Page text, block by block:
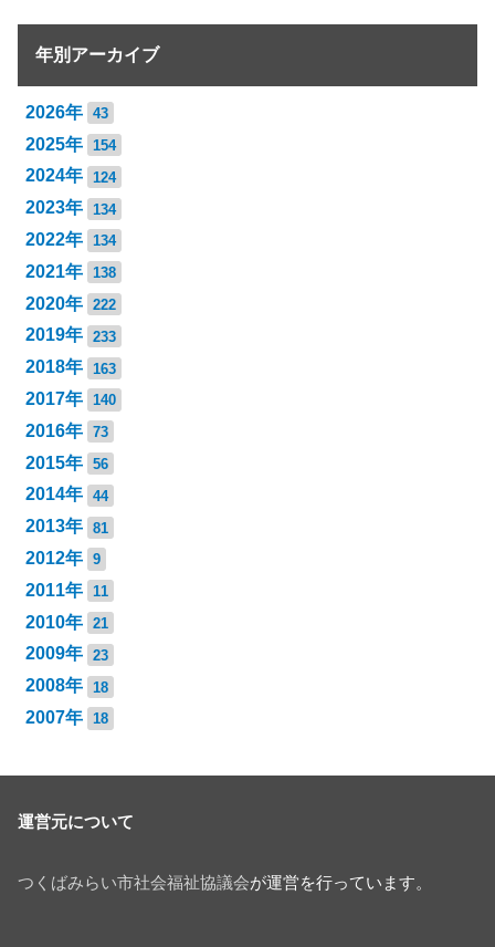
年別アーカイブ
2026年 43
2025年 154
2024年 124
2023年 134
2022年 134
2021年 138
2020年 222
2019年 233
2018年 163
2017年 140
2016年 73
2015年 56
2014年 44
2013年 81
2012年 9
2011年 11
2010年 21
2009年 23
2008年 18
2007年 18
運営元について
つくばみらい市社会福祉協議会が運営を行っています。